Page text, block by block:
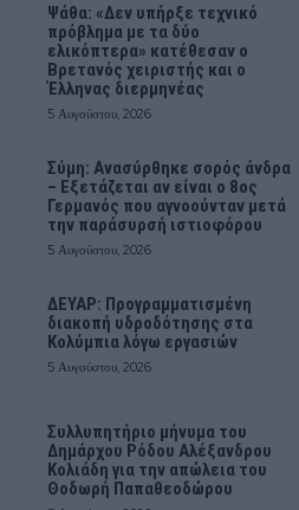
Ψάθα: «Δεν υπήρξε τεχνικό
πρόβλημα με τα δύο
ελικόπτερα» κατέθεσαν ο
Βρετανός χειριστής και ο
Έλληνας διερμηνέας
5 Αυγούστου, 2026
Σύμη: Ανασύρθηκε σορός άνδρα
– Εξετάζεται αν είναι ο 8ος
Γερμανός που αγνοούνταν μετά
την παράσυρσή ιστιοφόρου
5 Αυγούστου, 2026
ΔΕΥΑΡ: Προγραμματισμένη
διακοπή υδροδότησης στα
Κολύμπια λόγω εργασιών
5 Αυγούστου, 2026
Συλλυπητήριο μήνυμα του
Δημάρχου Ρόδου Αλέξανδρου
Κολιάδη για την απώλεια του
Θοδωρή Παπαθεοδώρου